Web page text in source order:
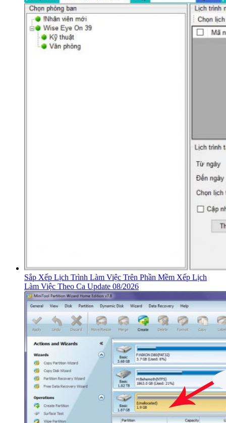
Sắp Xếp Lịch Trình Làm Việc Trên Phần Mềm Xếp Lịch
Làm Việc Theo Ca Update 08/2026